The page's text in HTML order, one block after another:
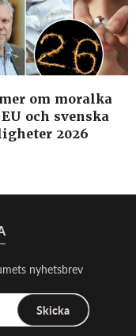
om moralka
och svenska
2026
nyhetsbrev
Skicka